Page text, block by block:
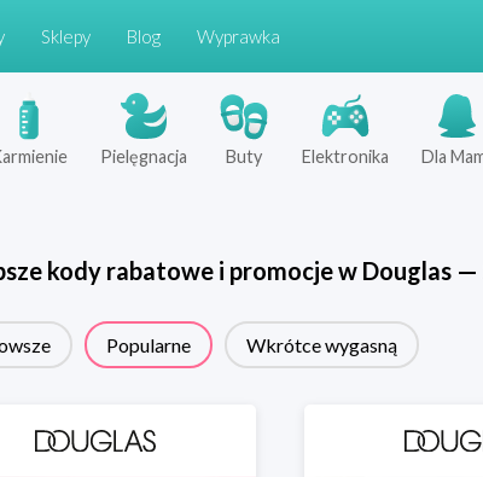
Sklepy Blog Wyprawka
Pielęgnacja Buty Elektronika Dla
kody rabatowe i promocje w Douglas—
Popularne Wkrótce wygasną